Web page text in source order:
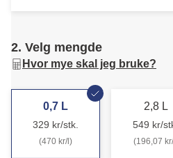
2. Velg mengde
Hvor mye skal jeg bruke?
0,7 L
329 kr/stk.
(470 kr/l)
2,8 L
549 kr/
(196,07